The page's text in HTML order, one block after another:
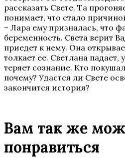
рассказать Свете. Та
понимает, что стало
– Лара ему призналась, что
беременность. Света верит
приедет к нему. Она
толкает ее. Светлана падает,
теряет сознание. Кто
почему? Удастся ли Свете
закончится история?
Вам так же
понравиться